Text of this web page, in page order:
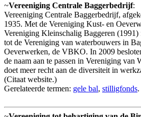
~Vereeniging Centrale Baggerbedrijf:
Vereeniging Centrale Baggerbedrijf,
1935. Met de Vereniging Kust- en
Vereniging Kleinschalig Baggeren (1991)
tot de Vereniging van waterbouwers in
Oeverwerken, de VBKO. In 2009
de naam aan te passen in Vereniging van
doet meer recht aan de diversiteit in
(Citaat website.)
Gerelateerde termen: gele bal, stilligfonds.